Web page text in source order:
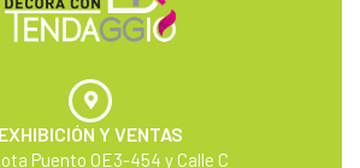
EXHIBICIÓN Y VENTAS
Puento OE3-454 y Calle C